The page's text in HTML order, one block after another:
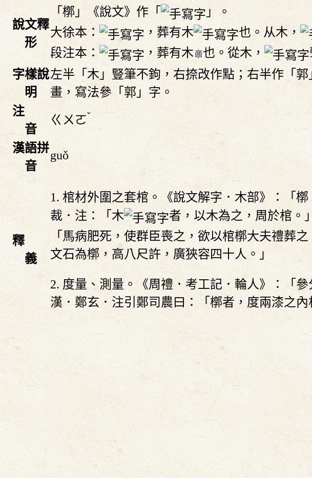
說文釋
形
「槨」《說文》作「
」。
大徐本：
，葬有木 也。从木，
段注本：
，葬有木 也。從木，
字樣說
明
左半「木」豎筆不鉤，右捺改作點；右半作「
畫，寫法參「郭」字。
注
音
ㄍㄨㄛˇ
漢語拼
音
guǒ
釋
義
1. 棺材外圍之套棺。《說文解字．木部》：「槨
裁．注：「木
者，以木為之，周於棺。
「馬病肥死，使群臣喪之，欲以棺槨大夫禮葬
文石為槨，高八尺許，廣狹容四十人。」
2. 度量、測量。《周禮．考工記．輪人》：「
漢．鄭玄．注引鄭司農曰：「槨者，度兩漆之內